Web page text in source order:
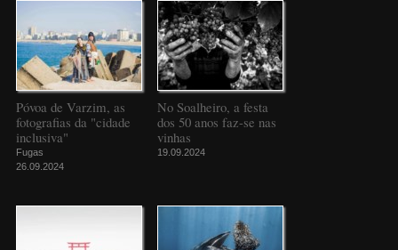
Póvoa de Varzim, as
fotografias da "cidade
inclusiva"
Fugas
26.09.2024
No Soalheiro, a festa
dos 50 anos faz-se nas
vinhas
19.09.2024